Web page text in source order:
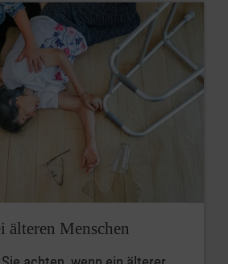
älteren Menschen